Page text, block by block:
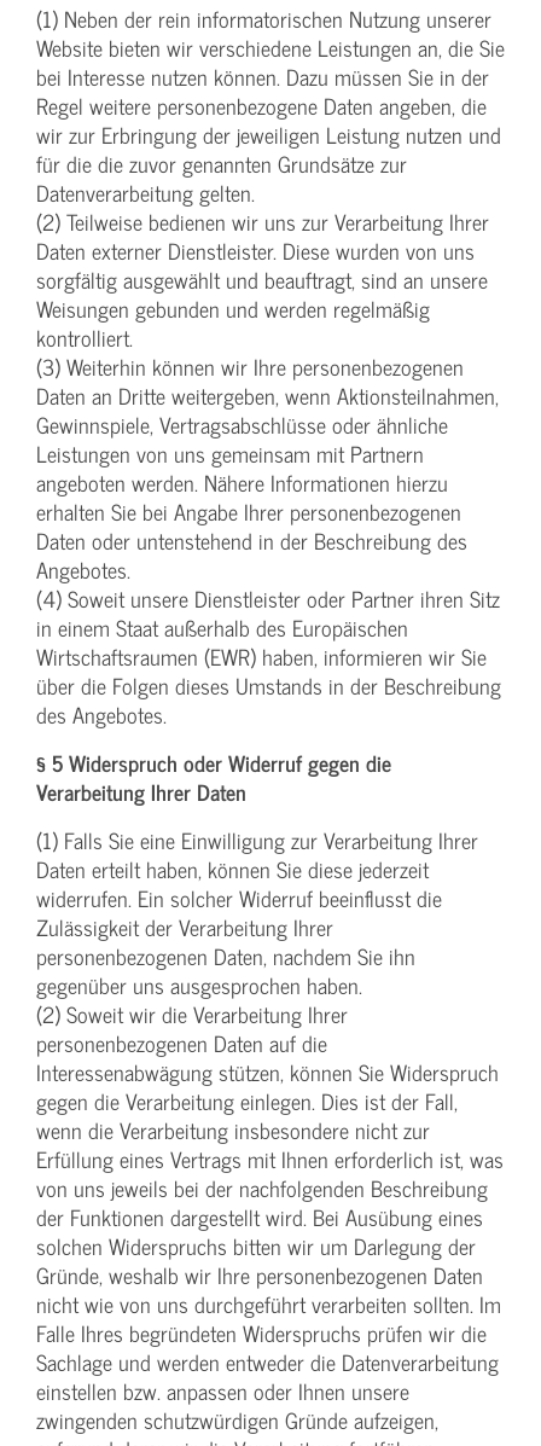
(1) Neben der rein informatorischen Nutzung unserer
Website bieten wir verschiedene Leistungen an, die Sie
bei Interesse nutzen können. Dazu müssen Sie in der
Regel weitere personenbezogene Daten angeben, die
wir zur Erbringung der jeweiligen Leistung nutzen und
für die die zuvor genannten Grundsätze zur
Datenverarbeitung gelten.
(2) Teilweise bedienen wir uns zur Verarbeitung Ihrer
Daten externer Dienstleister. Diese wurden von uns
sorgfältig ausgewählt und beauftragt, sind an unsere
Weisungen gebunden und werden regelmäßig
kontrolliert.
(3) Weiterhin können wir Ihre personenbezogenen
Daten an Dritte weitergeben, wenn Aktionsteilnahmen,
Gewinnspiele, Vertragsabschlüsse oder ähnliche
Leistungen von uns gemeinsam mit Partnern
angeboten werden. Nähere Informationen hierzu
erhalten Sie bei Angabe Ihrer personenbezogenen
Daten oder untenstehend in der Beschreibung des
Angebotes.
(4) Soweit unsere Dienstleister oder Partner ihren Sitz
in einem Staat außerhalb des Europäischen
Wirtschaftsraumen (EWR) haben, informieren wir Sie
über die Folgen dieses Umstands in der Beschreibung
des Angebotes.
§ 5 Widerspruch oder Widerruf gegen die
Verarbeitung Ihrer Daten
(1) Falls Sie eine Einwilligung zur Verarbeitung Ihrer
Daten erteilt haben, können Sie diese jederzeit
widerrufen. Ein solcher Widerruf beeinflusst die
Zulässigkeit der Verarbeitung Ihrer
personenbezogenen Daten, nachdem Sie ihn
gegenüber uns ausgesprochen haben.
(2) Soweit wir die Verarbeitung Ihrer
personenbezogenen Daten auf die
Interessenabwägung stützen, können Sie Widerspruch
gegen die Verarbeitung einlegen. Dies ist der Fall,
wenn die Verarbeitung insbesondere nicht zur
Erfüllung eines Vertrags mit Ihnen erforderlich ist, was
von uns jeweils bei der nachfolgenden Beschreibung
der Funktionen dargestellt wird. Bei Ausübung eines
solchen Widerspruchs bitten wir um Darlegung der
Gründe, weshalb wir Ihre personenbezogenen Daten
nicht wie von uns durchgeführt verarbeiten sollten. Im
Falle Ihres begründeten Widerspruchs prüfen wir die
Sachlage und werden entweder die Datenverarbeitung
einstellen bzw. anpassen oder Ihnen unsere
zwingenden schutzwürdigen Gründe aufzeigen,